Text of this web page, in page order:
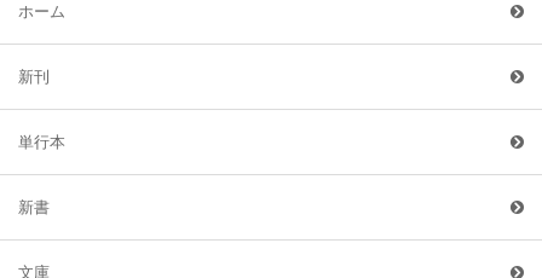
ホーム
新刊
単行本
新書
文庫